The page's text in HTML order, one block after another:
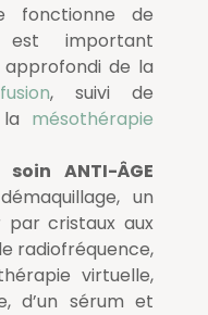
fonctionne de
important
de la
, suivi de
mésothérapie
soin ANTI-ÂGE
un
cristaux aux
radiofréquence,
virtuelle,
d’un sérum et